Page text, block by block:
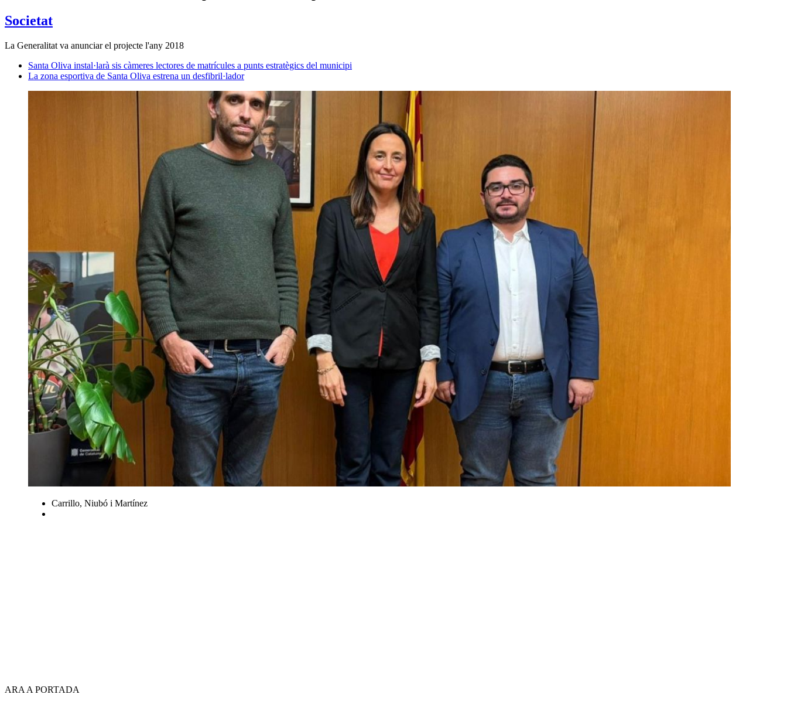
Societat
La Generalitat va anunciar el projecte l'any 2018
Santa Oliva instal·larà sis càmeres lectores de matrícules a punts estratègics del municipi
La zona esportiva de Santa Oliva estrena un desfibril·lador
Carrillo, Niubó i Martínez
ARA A PORTADA